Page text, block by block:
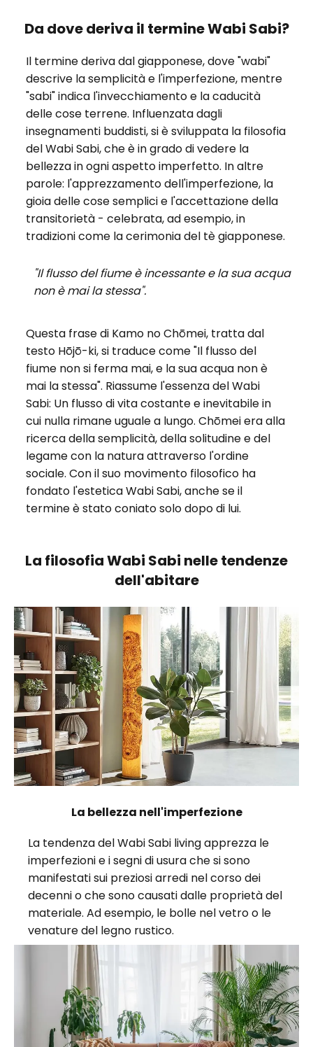
Da dove deriva il termine Wabi Sabi?
Il termine deriva dal giapponese, dove "wabi"
descrive la semplicità e l'imperfezione, mentre
"sabi" indica l'invecchiamento e la caducità
delle cose terrene. Influenzata dagli
insegnamenti buddisti, si è sviluppata la filosofia
del Wabi Sabi, che è in grado di vedere la
bellezza in ogni aspetto imperfetto. In altre
parole: l'apprezzamento dell'imperfezione, la
gioia delle cose semplici e l'accettazione della
transitorietà - celebrata, ad esempio, in
tradizioni come la cerimonia del tè giapponese.
"Il flusso del fiume è incessante e la sua acqua
non è mai la stessa".
Questa frase di Kamo no Chōmei, tratta dal
testo Hōjō-ki, si traduce come "Il flusso del
fiume non si ferma mai, e la sua acqua non è
mai la stessa". Riassume l'essenza del Wabi
Sabi: Un flusso di vita costante e inevitabile in
cui nulla rimane uguale a lungo. Chōmei era alla
ricerca della semplicità, della solitudine e del
legame con la natura attraverso l'ordine
sociale. Con il suo movimento filosofico ha
fondato l'estetica Wabi Sabi, anche se il
termine è stato coniato solo dopo di lui.
La filosofia Wabi Sabi nelle tendenze
dell'abitare
La bellezza nell'imperfezione
La tendenza del Wabi Sabi living apprezza le
imperfezioni e i segni di usura che si sono
manifestati sui preziosi arredi nel corso dei
decenni o che sono causati dalle proprietà del
materiale. Ad esempio, le bolle nel vetro o le
venature del legno rustico.